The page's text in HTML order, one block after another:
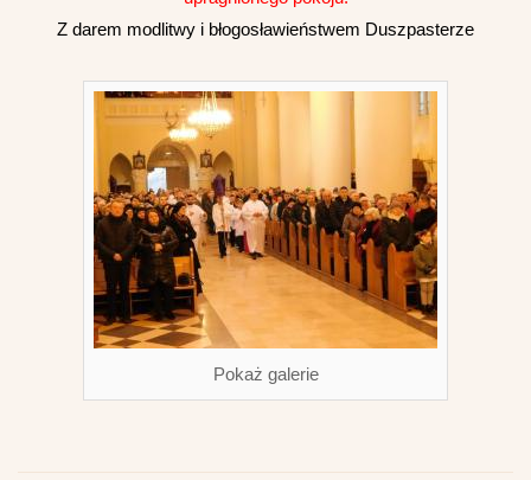
Z darem modlitwy i błogosławieństwem Duszpasterze
Pokaż galerie